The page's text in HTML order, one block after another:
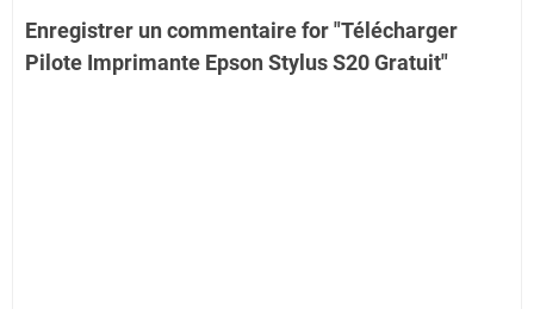
Enregistrer un commentaire for "Télécharger
Pilote Imprimante Epson Stylus S20 Gratuit"